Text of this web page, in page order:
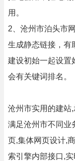
用。
2、沧州市泊头市
生成静态链接，有
建设初始一起设置
会有关键词排名。
沧州市实用的建站
满足沧州市不同业
页,集体网页设计,
索引擎内部接口,